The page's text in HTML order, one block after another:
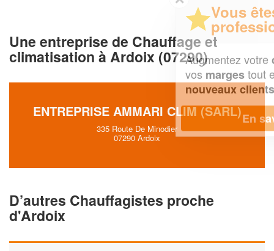
Une entreprise de Chauffage et
climatisation à Ardoix (07290)
ENTREPRISE AMMARI CLIM (SARL)
335 Route De Minodier
07290 Ardoix
D’autres Chauffagistes proche
d'Ardoix
Vous êtes un
professionnel ?
Augmentez votrechiffre d'affaireset
tout en gagnant de
En savoir plus